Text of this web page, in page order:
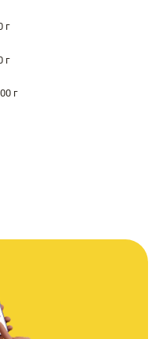
г
г
г